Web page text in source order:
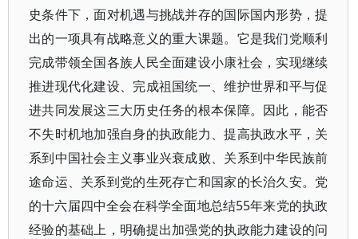
史条件下，面对机遇与挑战并存的国际国内形势，提
出的一项具有战略意义的重大课题。它是我们党顺利
完成带领全国各族人民全面建设小康社会，实现继续
推进现代化建设、完成祖国统一、维护世界和平与促
进共同发展这三大历史任务的根本保障。因此，能否
不失时机地加强自身的执政能力、提高执政水平，关
系到中国社会主义事业兴衰成败、关系到中华民族前
途命运、关系到党的生死存亡和国家的长治久安。党
的十六届四中全会在科学全面地总结55年来党的执政
经验的基础上，明确提出加强党的执政能力建设的问